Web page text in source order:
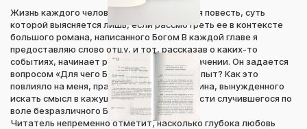
Жизнь каждого человека — это маленькая повесть, суть
которой выясняется лишь, если рассмотреть ее в контексте
большого романа, написанного Богом В каждой главе я
предоставляю слово отцу, и тот, рассказав о каких-то
событиях, начинает размышлять об их значении. Он задается
вопросом «Для чего Бог послал мне этот опыт? Как это
повлияло на меня, правоверного христианина, вынужденного
искать смысл в кажущейся бессмысленности случившегося по
воле безразличного Бога?».
Читатель непременно отметит, насколько глубока любовь